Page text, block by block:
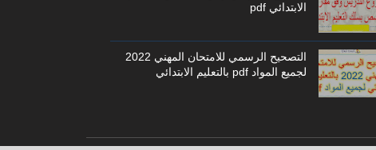
الابتدائي pdf
التصحيح الرسمي للامتحان المهني 2022
لجميع المواد pdf بالتعليم الابتدائي